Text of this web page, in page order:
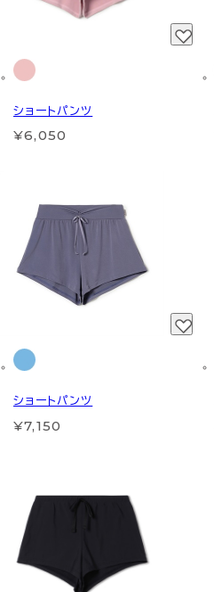
ショートパンツ
¥6,050
ショートパンツ
¥7,150